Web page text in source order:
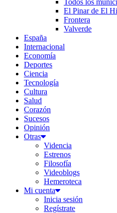
El Pinar de El
Frontera
Valverde
España
Internacional
Economía
Deportes
Ciencia
Tecnología
Cultura
Salud
Corazón
Sucesos
Opinión
Otras
Videncia
Estrenos
Filosofía
Videoblogs
Hemeroteca
Mi cuenta
Inicia sesión
Regístrate